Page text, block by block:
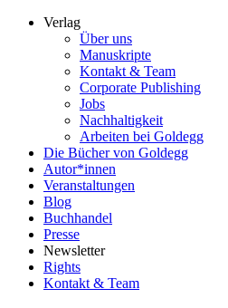
Verlag
Über uns
Manuskripte
Kontakt & Team
Corporate Publishing
Jobs
Nachhaltigkeit
Arbeiten bei Goldegg
Die Bücher von Goldegg
Autor*innen
Veranstaltungen
Blog
Buchhandel
Presse
Newsletter
Rights
Kontakt & Team